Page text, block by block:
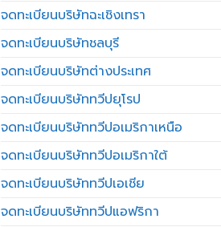
จดทะเบียนบริษัทฉะเชิงเทรา
จดทะเบียนบริษัทชลบุรี
จดทะเบียนบริษัทต่างประเทศ
จดทะเบียนบริษัททวีปยุโรป
จดทะเบียนบริษัททวีปอเมริกาเหนือ
จดทะเบียนบริษัททวีปอเมริกาใต้
จดทะเบียนบริษัททวีปเอเชีย
จดทะเบียนบริษัททวีปแอฟริกา